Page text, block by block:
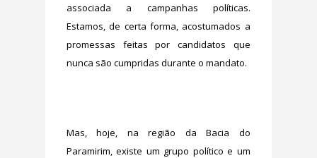
associada a campanhas políticas.
Estamos, de certa forma, acostumados a
promessas feitas por candidatos que
nunca são cumpridas durante o mandato.
Mas, hoje, na região da Bacia do
Paramirim, existe um grupo político e um